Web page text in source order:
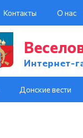
Контакты О нас
Интернет-
Донские вести